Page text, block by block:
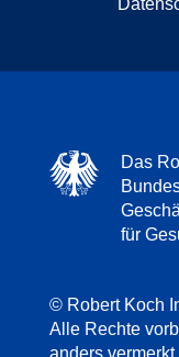
Das
für
© Robert Koch
Alle Rechte
anders vermerkt.